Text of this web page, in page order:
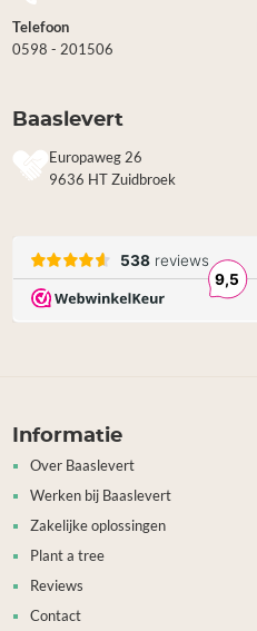
Telefoon
0598 - 201506
Baaslevert
Europaweg 26
9636 HT Zuidbroek
Informatie
Over Baaslevert
Werken bij Baaslevert
Zakelijke oplossingen
Plant a tree
Reviews
Contact